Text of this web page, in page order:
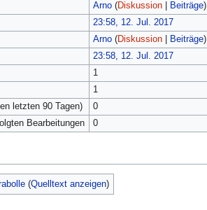
Arno (Diskussion| Beiträge)
23:58, 12. Jul. 2017
Arno (Diskussion| Beiträge)
23:58, 12. Jul. 2017
1
1
letzten 90 Tagen)
0
Bearbeitungen
0
(Quelltext anzeigen)